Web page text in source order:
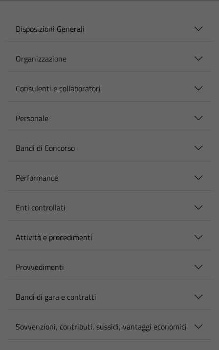
Disposizioni Generali
Organizzazione
Consulenti e collaboratori
Personale
Bandi di Concorso
Performance
Enti controllati
Attività e procedimenti
Provvedimenti
Bandi di gara e contratti
Sovvenzioni, contributi, sussidi, vantaggi economici